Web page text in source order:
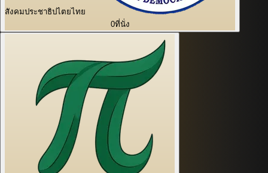
สังคมประชาธิปไตยไทย
0ที่นั่ง